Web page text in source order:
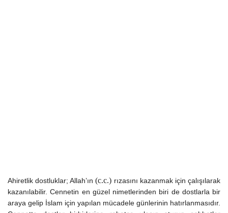
Ahiretlik dostluklar; Allah’ın(c.c.) rızasını kazanmak için çalışılarak
kazanılabilir. Cennetin en güzel nimetlerinden biri de dostlarla bir
araya gelip İslam için yapılan mücadele günlerinin hatırlanmasıdır.